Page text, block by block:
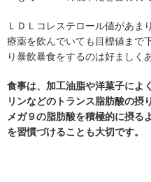
ＬＤＬコレステロール値があま
療薬を飲んでいても目標値まで
り暴飲暴食をするのは好ましく
食事は、加工油脂や洋菓子によ
リンなどのトランス脂肪酸の摂
メガ９の脂肪酸を積極的に摂る
を習慣づけることも大切です。